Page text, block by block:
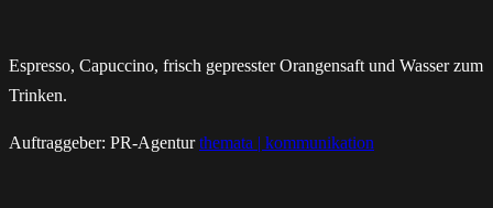
Espresso, Capuccino, frisch gepresster Orangensaft und Wasser zum
Trinken.
Auftraggeber: PR-Agenturthemata | kommunikation